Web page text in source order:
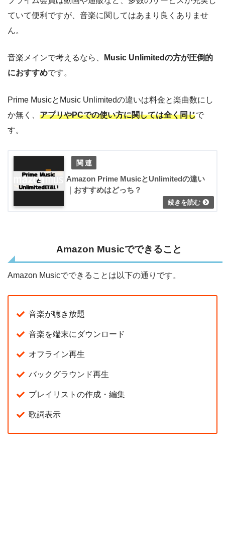
ていて便利ですが、音楽に関してはあまり良くありませ
ん。
音楽メインで考えるなら、
Music Unlimitedの方が圧倒的
におすすめです。
Prime MusicとMusic Unlimitedの違いは料金と楽曲数にし
か無く、 アプリやPCでの使い方に関しては全く同じで
す。
Amazon Prime MusicとUnlimitedの違い
｜おすすめはどっち？
Amazon Musicでできること
Amazon Musicでできることは以下の通りです。
音楽が聴き放題
音楽を端末にダウンロード
オフライン再生
バックグラウンド再生
プレイリストの作成・編集
歌詞表示